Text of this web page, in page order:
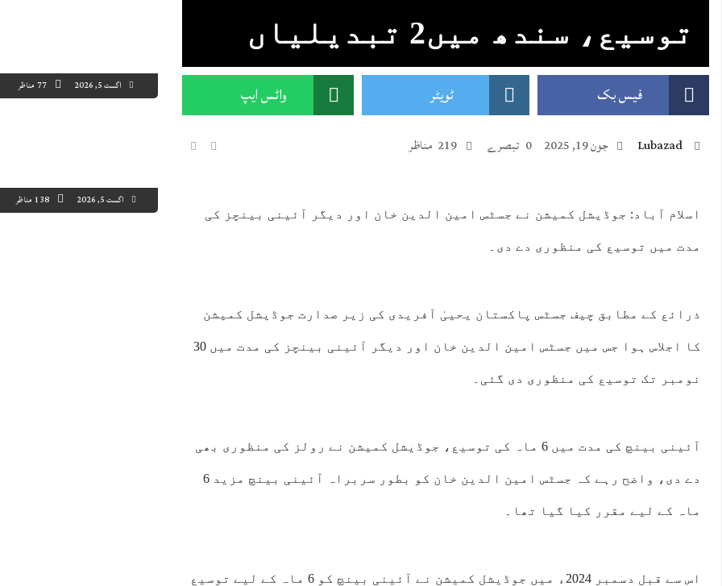
اگست 5, 2026 77 مناظر
اگست 5, 2026 138 مناظر
توسیع، سندھ میں‌2 تبدیلیاں‌
فیس بک ٹویٹر واٹس ایپ
Lubazad جون 19, 2025 0 تبصرے 219 مناظر
اسلام آباد: جوڈیشل کمیشن نے جسٹس امین الدین خان اور دیگر آئینی بینچز کی
مدت میں توسیع کی منظوری دے دی۔
ذرائع کے مطابق چیف جسٹس پاکستان یحییٰ آفریدی کی زیر صدارت جوڈیشل کمیشن
کا اجلاس ہوا جس میں جسٹس امین الدین خان اور دیگر آئینی بینچز کی مدت میں 30
نومبر تک توسیع کی منظوری دی گئی۔
آئینی بینچ کی مدت میں 6 ماہ کی توسیع، جوڈیشل کمیشن نے رولز کی منظوری بھی
دے دی، واضح رہے کہ جسٹس امین الدین خان کو بطور سربراہ آئینی بینچ مزید 6
ماہ کے لیے مقرر کیا گیا تھا۔
اس سے قبل دسمبر 2024ء میں جوڈیشل کمیشن نے آئینی بینچ کو 6 ماہ کے لیے توسیع
44°C 43°C 41°C 39°C 39°C